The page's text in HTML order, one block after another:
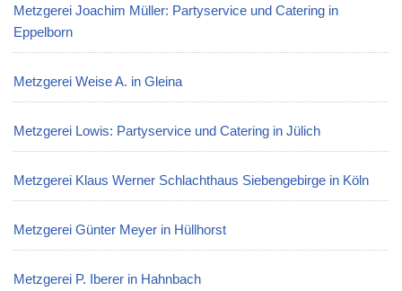
Metzgerei Joachim Müller: Partyservice und Catering in
Eppelborn
Metzgerei Weise A. in Gleina
Metzgerei Lowis: Partyservice und Catering in Jülich
Metzgerei Klaus Werner Schlachthaus Siebengebirge in Köln
Metzgerei Günter Meyer in Hüllhorst
Metzgerei P. Iberer in Hahnbach